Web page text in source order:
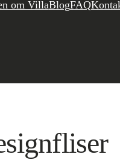
om VillaBlogFAQ